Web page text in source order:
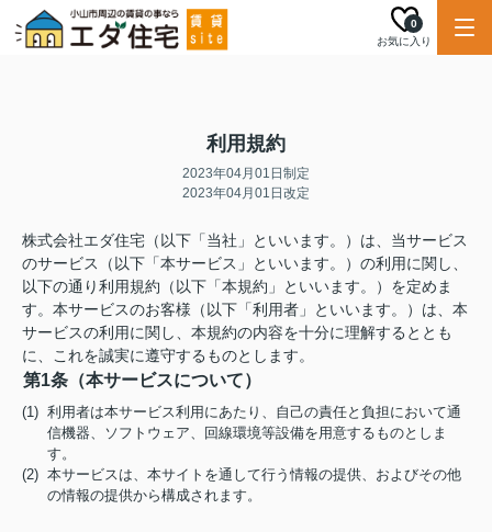
お気に入り
0
利用規約
2023年04月01日制定
2023年04月01日改定
株式会社エダ住宅（以下「当社」といいます。）は、当サービス
のサービス（以下「本サービス」といいます。）の利用に関し、
以下の通り利用規約（以下「本規約」といいます。）を定めま
す。本サービスのお客様（以下「利用者」といいます。）は、本
サービスの利用に関し、本規約の内容を十分に理解するととも
に、これを誠実に遵守するものとします。
第1条（本サービスについて）
(1) 利用者は本サービス利用にあたり、自己の責任と負担において通
信機器、ソフトウェア、回線環境等設備を用意するものとしま
す。
(2) 本サービスは、本サイトを通して行う情報の提供、およびその他
の情報の提供から構成されます。